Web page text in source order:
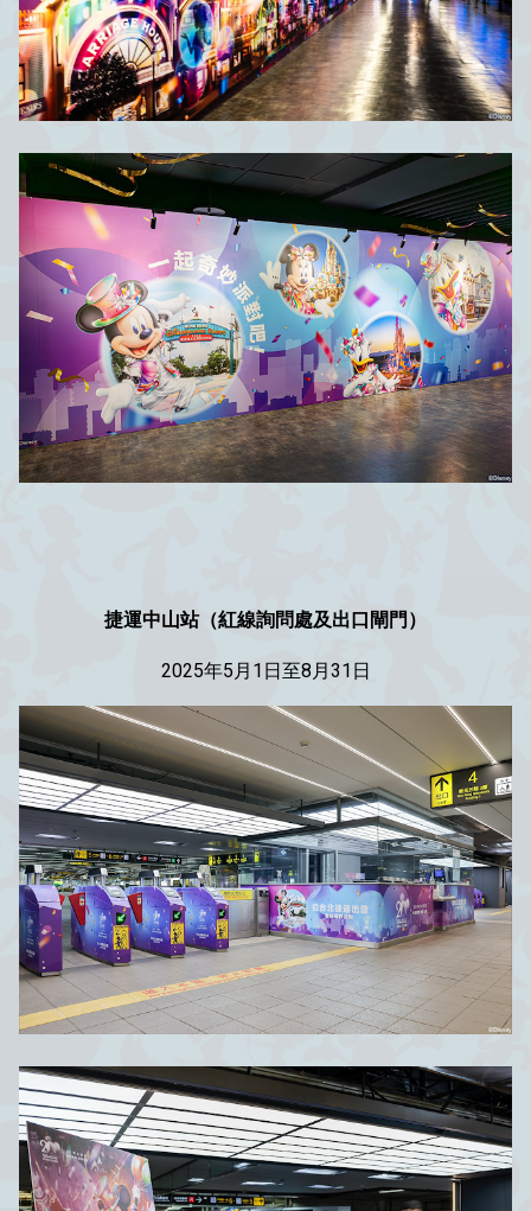
捷運中山站（紅線詢問處及出口閘門）
2025年5月1日至8月31日